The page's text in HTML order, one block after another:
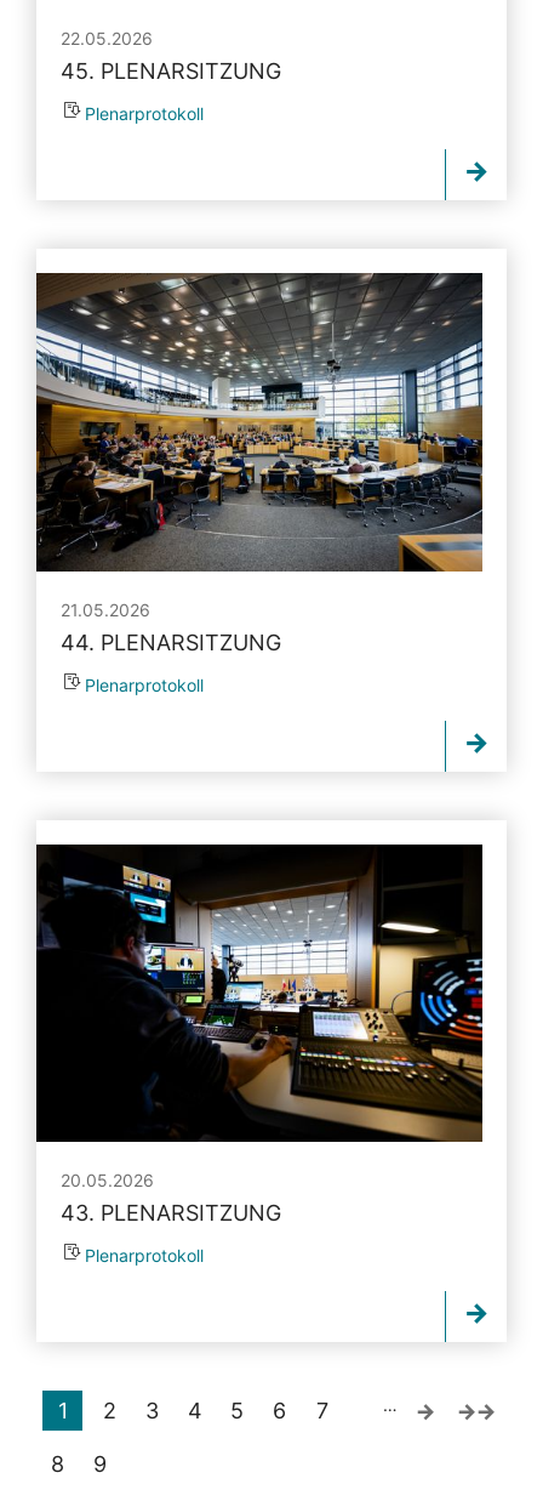
22.05.2026
45. PLENARSITZUNG
Plenarprotokoll
21.05.2026
44. PLENARSITZUNG
Plenarprotokoll
20.05.2026
43. PLENARSITZUNG
Plenarprotokoll
1 2 3 4 5 6 7
8 9
…